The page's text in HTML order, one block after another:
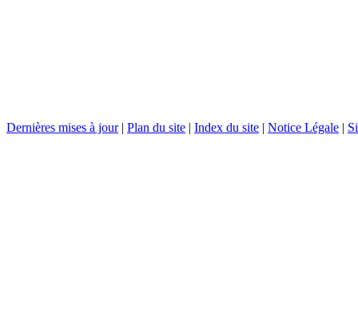
Dernières mises à jour| Plan du site | Index du site | Notice Légale |